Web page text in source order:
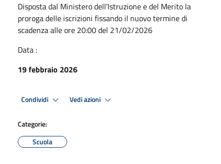
Disposta dal Ministero dell'Istruzione e del Merito la
proroga delle iscrizioni fissando il nuovo termine di
scadenza alle ore 20:00 del 21/02/2026
Data :
19 febbraio 2026
Condividi Vedi azioni
Categorie:
Scuola